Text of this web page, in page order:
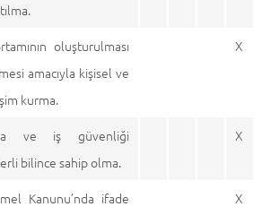
oluşturulması
amacıyla kişisel ve
kurma.
X
ve iş güvenliği
bilince sahip olma.
X
Kanunu’nda ifade
X